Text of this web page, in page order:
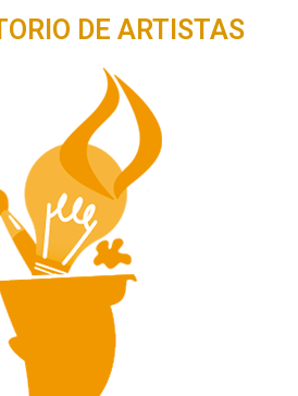
DE ARTISTAS